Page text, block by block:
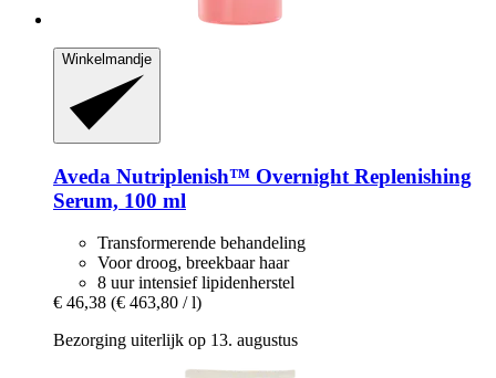
Winkelmandje
Aveda Nutriplenish™ Overnight Replenishing
Serum, 100 ml
Transformerende behandeling
Voor droog, breekbaar haar
8 uur intensief lipidenherstel
€ 46,38 (€ 463,80 / l)
Bezorging uiterlijk op 13. augustus